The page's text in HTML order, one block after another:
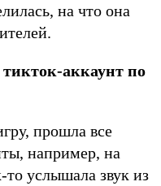
на что она
аккаунт по
прошла все
например, на
то услышала звук из